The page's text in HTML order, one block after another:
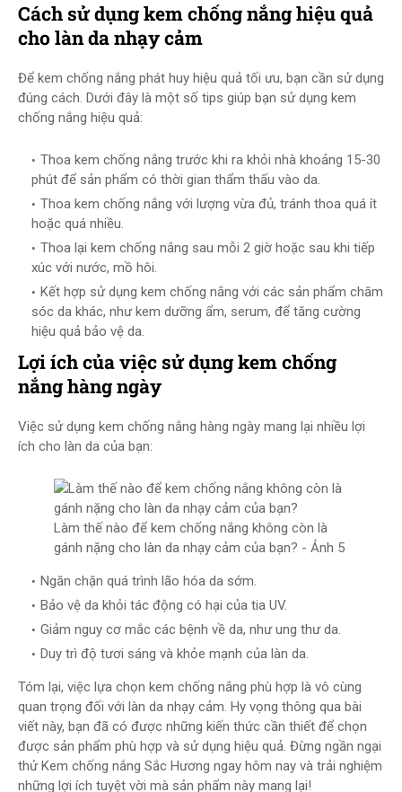
Cách sử dụng kem chống nắng hiệu quả
cho làn da nhạy cảm
Để kem chống nắng phát huy hiệu quả tối ưu, bạn cần sử dụng
đúng cách. Dưới đây là một số tips giúp bạn sử dụng kem
chống nắng hiệu quả:
Thoa kem chống nắng trước khi ra khỏi nhà khoảng 15-30
phút để sản phẩm có thời gian thẩm thấu vào da.
Thoa kem chống nắng với lượng vừa đủ, tránh thoa quá ít
hoặc quá nhiều.
Thoa lại kem chống nắng sau mỗi 2 giờ hoặc sau khi tiếp
xúc với nước, mồ hôi.
Kết hợp sử dụng kem chống nắng với các sản phẩm chăm
sóc da khác, như kem dưỡng ẩm, serum, để tăng cường
hiệu quả bảo vệ da.
Lợi ích của việc sử dụng kem chống
nắng hàng ngày
Việc sử dụng kem chống nắng hàng ngày mang lại nhiều lợi
ích cho làn da của bạn:
Làm thế nào để kem chống nắng không còn là
gánh nặng cho làn da nhạy cảm của bạn? - Ảnh 5
Ngăn chặn quá trình lão hóa da sớm.
Bảo vệ da khỏi tác động có hại của tia UV.
Giảm nguy cơ mắc các bệnh về da, như ung thư da.
Duy trì độ tươi sáng và khỏe mạnh của làn da.
Tóm lại, việc lựa chọn kem chống nắng phù hợp là vô cùng
quan trọng đối với làn da nhạy cảm. Hy vọng thông qua bài
viết này, bạn đã có được những kiến thức cần thiết để chọn
được sản phẩm phù hợp và sử dụng hiệu quả. Đừng ngần ngại
thử Kem chống nắng Sắc Hương ngay hôm nay và trải nghiệm
những lợi ích tuyệt vời mà sản phẩm này mang lại!